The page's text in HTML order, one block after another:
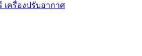
เครื่องปรับอากาศ